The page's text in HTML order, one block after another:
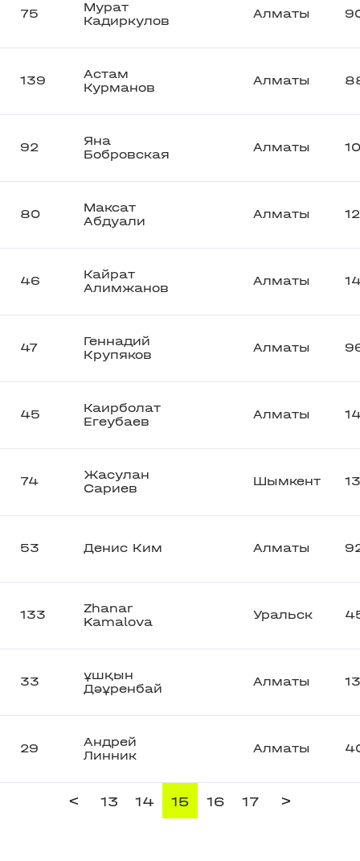
75
Мурат
Кадиркулов
Алматы
139
Астам
Курманов
Алматы
92
Яна
Бобровская
Алматы
80
Максат
Абдуали
Алматы
46
Кайрат
Алимжанов
Алматы
47
Геннадий
Крупяков
Алматы
45
Каирболат
Егеубаев
Алматы
74
Жасулан
Сариев
Шымкент
53 Денис Ким Алматы
133
Zhanar
Kamalova
Уральск
33
ұшқын
Дәұренбай
Алматы
29
Андрей
Линник
Алматы
< 13 14 15 16 17 >